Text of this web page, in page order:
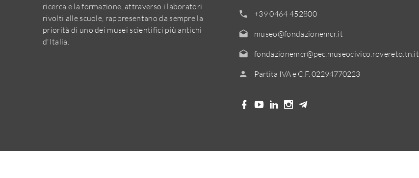
ricerca e la formazione, attraverso i laboratori
rivolti alle scuole, rappresentano da sempre la
priorità di uno dei musei scientifici più antichi
d'Italia.
+39 0464 452800
museo@fondazionemcr.it
fondazionemcr@pec.museocivico.rovereto.tn.it
Partita IVA e C.F. 02294770223